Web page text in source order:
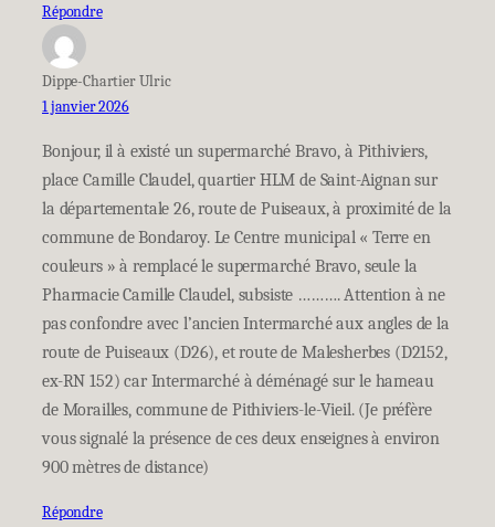
Répondre
Dippe-Chartier Ulric
1 janvier 2026
Bonjour, il à existé un supermarché Bravo, à Pithiviers,
place Camille Claudel, quartier HLM de Saint-Aignan sur
la départementale 26, route de Puiseaux, à proximité de la
commune de Bondaroy. Le Centre municipal « Terre en
couleurs » à remplacé le supermarché Bravo, seule la
Pharmacie Camille Claudel, subsiste ………. Attention à ne
pas confondre avec l’ancien Intermarché aux angles de la
route de Puiseaux (D26), et route de Malesherbes (D2152,
ex-RN 152) car Intermarché à déménagé sur le hameau
de Morailles, commune de Pithiviers-le-Vieil. (Je préfère
vous signalé la présence de ces deux enseignes à environ
900 mètres de distance)
Répondre